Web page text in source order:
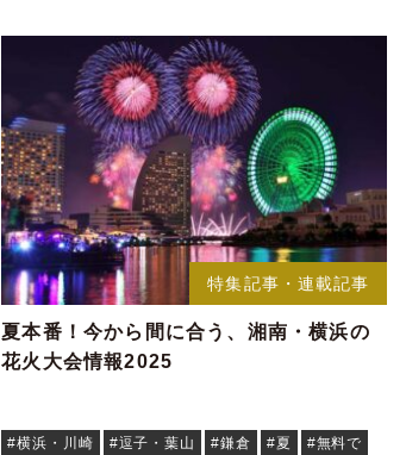
特集記事・連載記事
夏本番！今から間に合う、湘南・横浜の
花火大会情報2025
#横浜・川崎 #逗子・葉山 #鎌倉 #夏
#無料で